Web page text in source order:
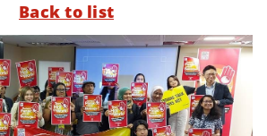
Back to list